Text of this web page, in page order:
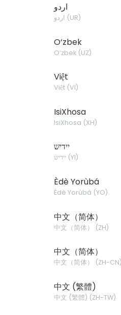
اردو
اردو (UR)
O‘zbek
O‘zbek(UZ)
Việt
Việt(VI)
IsiXhosa
IsiXhosa (XH)
יידיש
יידיש(YI)
Èdè Yorùbá
Èdè Yorùbá (YO)
中文（简体）
中文（简体） (ZH)
中文（简体）
中文（简体） (ZH-CN)
中文 (繁體)
中文 (繁體) (ZH-TW)